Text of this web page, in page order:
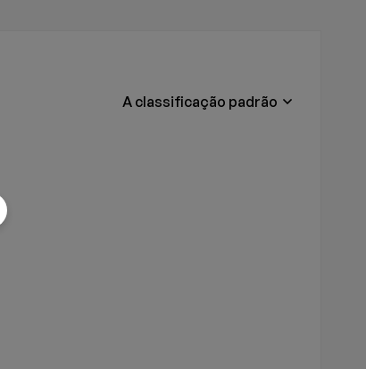
A classificação padrão